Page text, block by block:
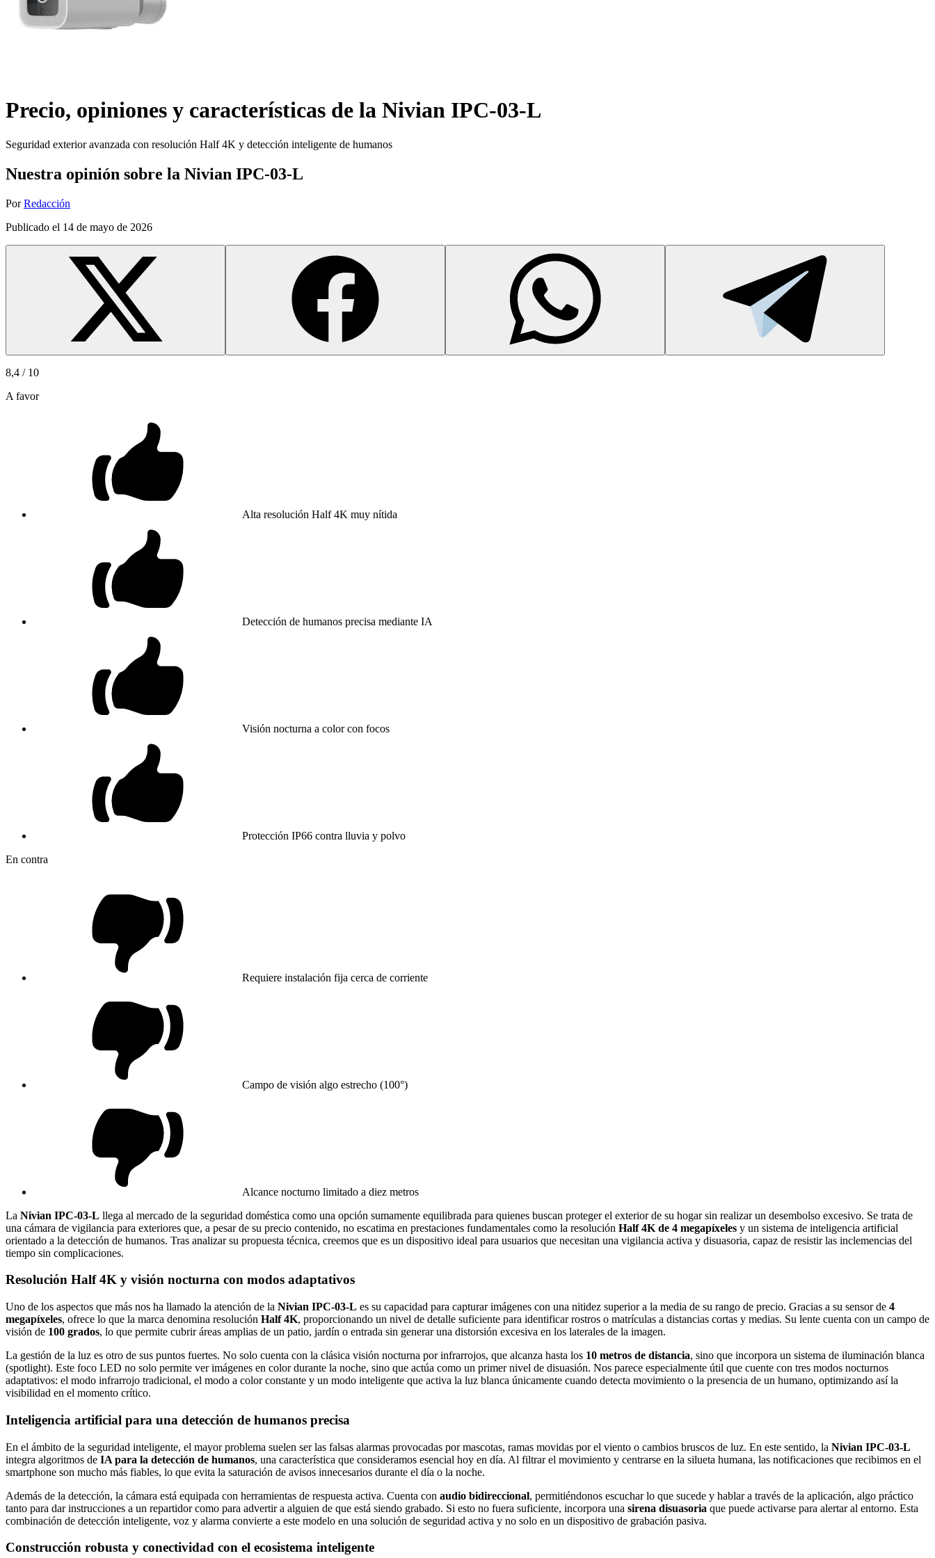
Precio, opiniones y características de la Nivian IPC-03-L
Seguridad exterior avanzada con resolución Half 4K y detección inteligente de humanos
Nuestra opinión sobre la Nivian IPC-03-L
Por Redacción
Publicado el 14 de mayo de 2026
8,4 / 10
A favor
Alta resolución Half 4K muy nítida
Detección de humanos precisa mediante IA
Visión nocturna a color con focos
Protección IP66 contra lluvia y polvo
En contra
Requiere instalación fija cerca de corriente
Campo de visión algo estrecho (100°)
Alcance nocturno limitado a diez metros
La Nivian IPC-03-L llega al mercado de la seguridad doméstica como una opción sumamente equilibrada para quienes buscan proteger el exterior de su hogar sin realizar un desembolso excesivo. Se trata de
una cámara de vigilancia para exteriores que, a pesar de su precio contenido, no escatima en prestaciones fundamentales como la resolución Half 4K de 4 megapíxeles y un sistema de inteligencia artificial
orientado a la detección de humanos. Tras analizar su propuesta técnica, creemos que es un dispositivo ideal para usuarios que necesitan una vigilancia activa y disuasoria, capaz de resistir las inclemencias del
tiempo sin complicaciones.
Resolución Half 4K y visión nocturna con modos adaptativos
Uno de los aspectos que más nos ha llamado la atención de la Nivian IPC-03-L es su capacidad para capturar imágenes con una nitidez superior a la media de su rango de precio. Gracias a su sensor de 4
megapíxeles, ofrece lo que la marca denomina resolución Half 4K, proporcionando un nivel de detalle suficiente para identificar rostros o matrículas a distancias cortas y medias. Su lente cuenta con un campo de
visión de 100 grados, lo que permite cubrir áreas amplias de un patio, jardín o entrada sin generar una distorsión excesiva en los laterales de la imagen.
La gestión de la luz es otro de sus puntos fuertes. No solo cuenta con la clásica visión nocturna por infrarrojos, que alcanza hasta los 10 metros de distancia, sino que incorpora un sistema de iluminación blanca
(spotlight). Este foco LED no solo permite ver imágenes en color durante la noche, sino que actúa como un primer nivel de disuasión. Nos parece especialmente útil que cuente con tres modos nocturnos
adaptativos: el modo infrarrojo tradicional, el modo a color constante y un modo inteligente que activa la luz blanca únicamente cuando detecta movimiento o la presencia de un humano, optimizando así la
visibilidad en el momento crítico.
Inteligencia artificial para una detección de humanos precisa
En el ámbito de la seguridad inteligente, el mayor problema suelen ser las falsas alarmas provocadas por mascotas, ramas movidas por el viento o cambios bruscos de luz. En este sentido, la Nivian IPC-03-L
integra algoritmos de IA para la detección de humanos, una característica que consideramos esencial hoy en día. Al filtrar el movimiento y centrarse en la silueta humana, las notificaciones que recibimos en el
smartphone son mucho más fiables, lo que evita la saturación de avisos innecesarios durante el día o la noche.
Además de la detección, la cámara está equipada con herramientas de respuesta activa. Cuenta con audio bidireccional, permitiéndonos escuchar lo que sucede y hablar a través de la aplicación, algo práctico
tanto para dar instrucciones a un repartidor como para advertir a alguien de que está siendo grabado. Si esto no fuera suficiente, incorpora una sirena disuasoria que puede activarse para alertar al entorno. Esta
combinación de detección inteligente, voz y alarma convierte a este modelo en una solución de seguridad activa y no solo en un dispositivo de grabación pasiva.
Construcción robusta y conectividad con el ecosistema inteligente